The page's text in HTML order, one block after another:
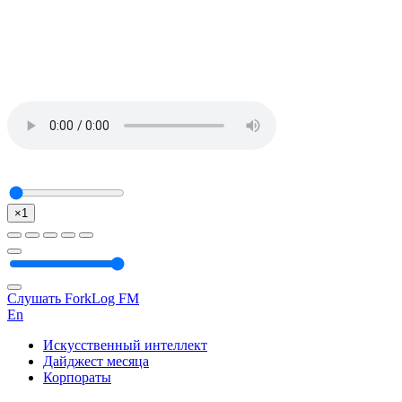
×1
Слушать ForkLog FM
En
Искусственный интеллект
Дайджест месяца
Корпораты